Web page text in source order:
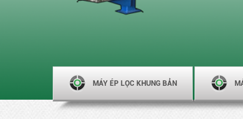
MÁY ÉP LỌC KHUNG BẢN